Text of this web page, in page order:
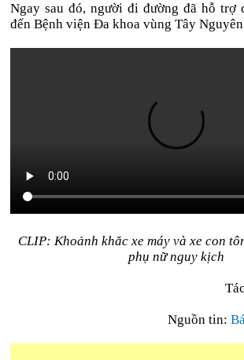
Ngay sau đó, người đi đường đã hỗ trợ
đến Bệnh viện Đa khoa vùng Tây
CLIP: Khoảnh khắc xe máy và xe con
phụ nữ nguy kịch
Nguồn tin: